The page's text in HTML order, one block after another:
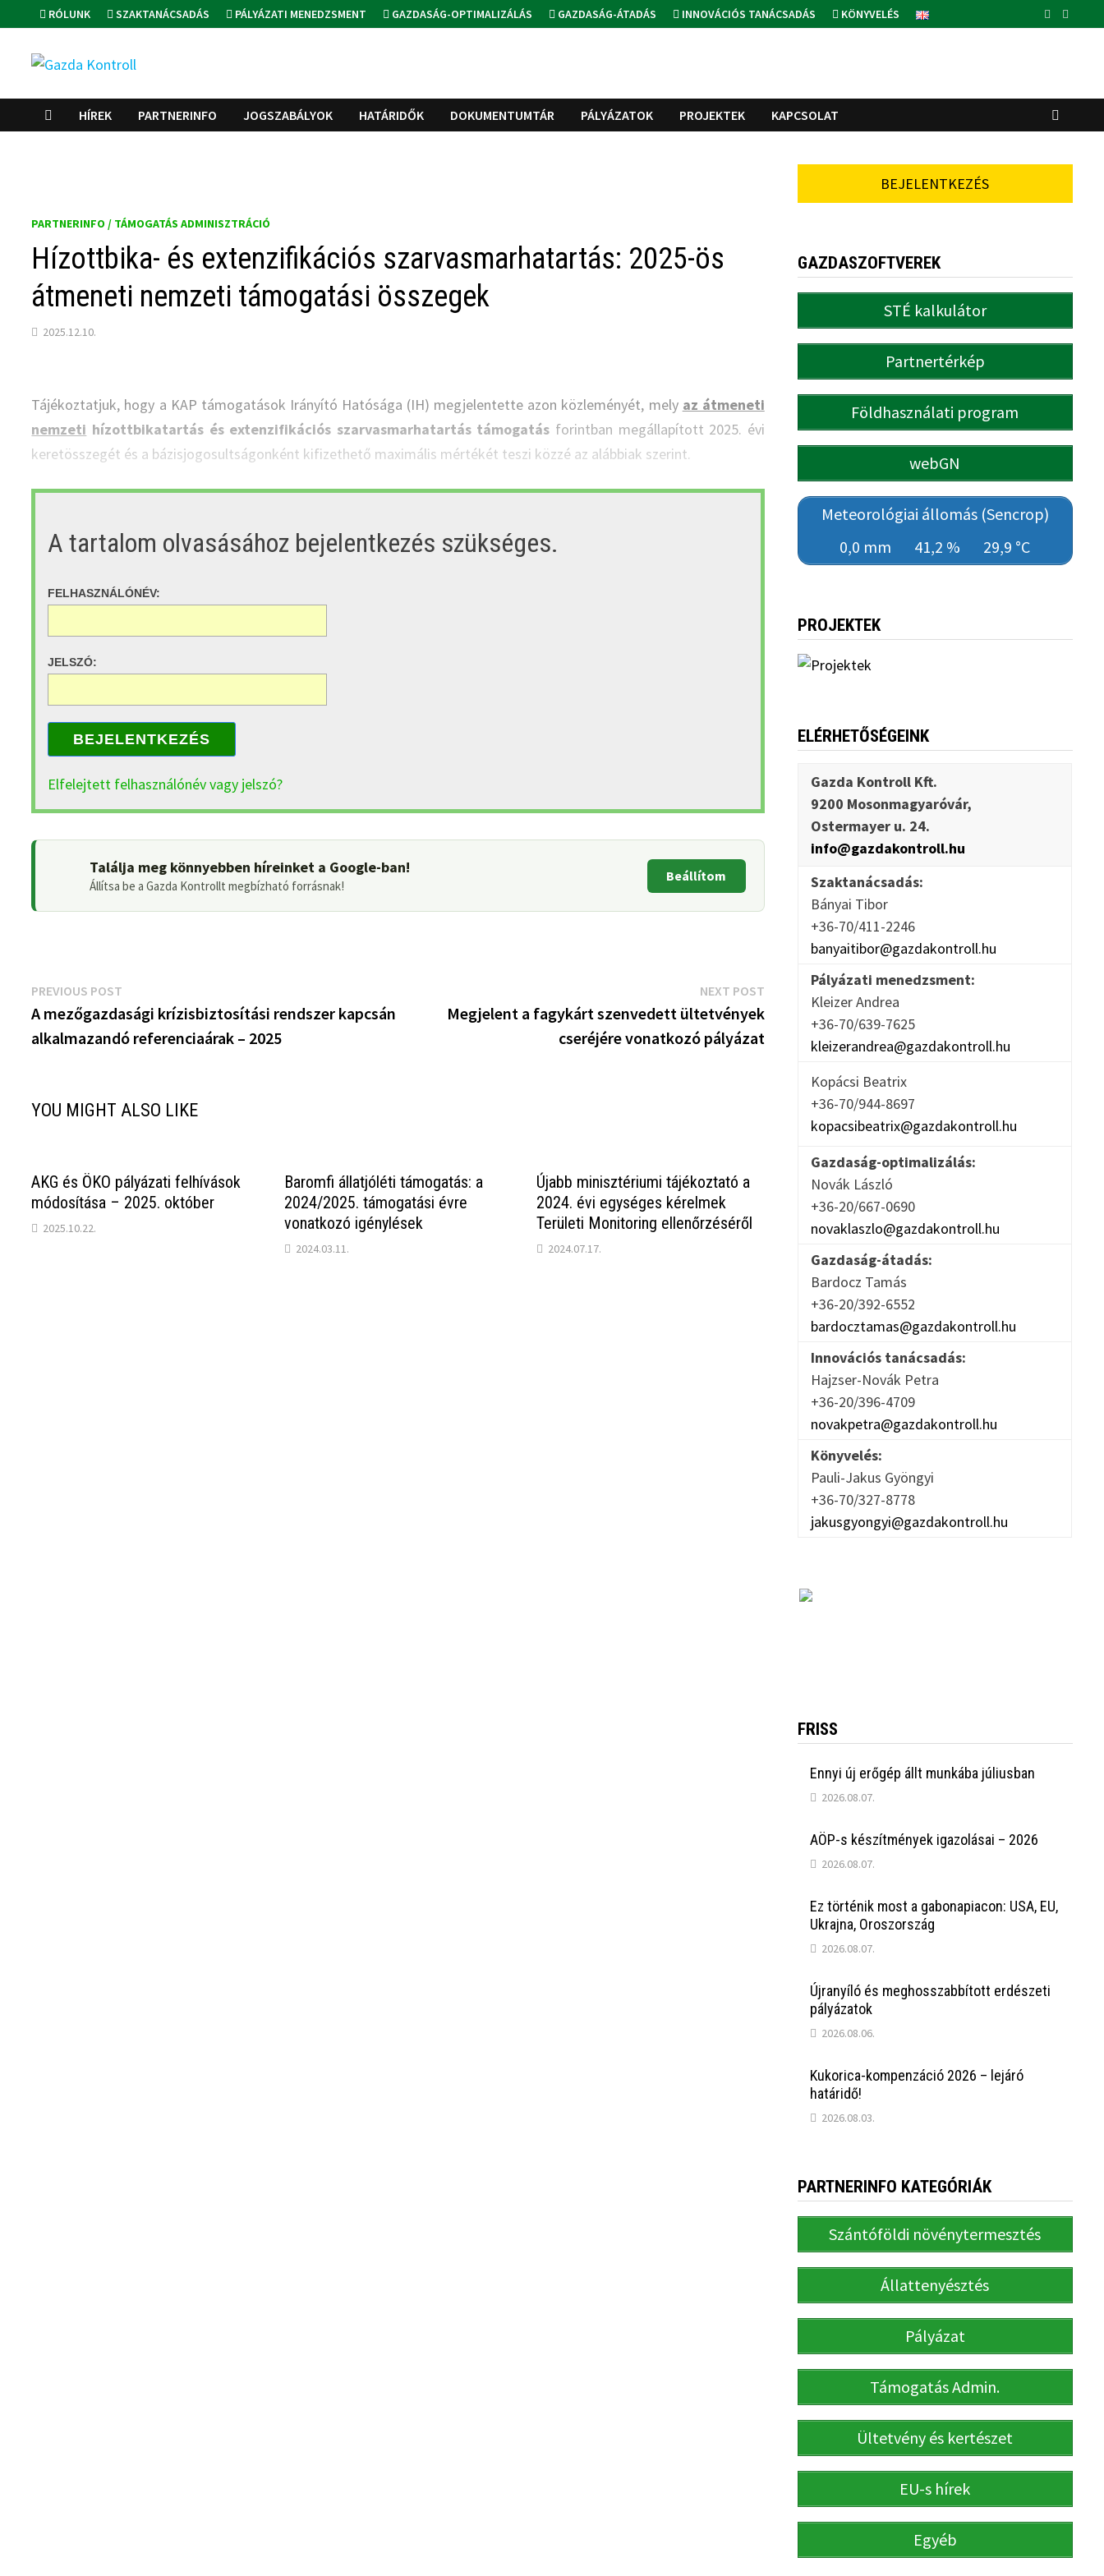
to
content
RÓLUNK SZAKTANÁCSADÁS PÁLYÁZATI MENEDZSMENT GAZDASÁG-OPTIMALIZÁLÁS GAZDASÁG-ÁTADÁS INNOVÁCIÓS TANÁCSADÁS KÖNYVELÉS
HÍREK PARTNERINFO JOGSZABÁLYOK HATÁRIDŐK DOKUMENTUMTÁR PÁLYÁZATOK PROJEKTEK KAPCSOLAT
PARTNERINFO / TÁMOGATÁS ADMINISZTRÁCIÓ
Hízottbika- és extenzifikációs szarvasmarhatartás: 2025-ös
átmeneti nemzeti támogatási összegek
2025.12.10.
Tájékoztatjuk, hogy a KAP támogatások Irányító Hatósága (IH) megjelentette azon közleményét, mely az átmeneti
nemzeti hízottbikatartás és extenzifikációs szarvasmarhatartás támogatás forintban megállapított 2025. évi
keretösszegét és a bázisjogosultságonként kifizethető maximális mértékét teszi közzé az alábbiak szerint.
A tartalom olvasásához bejelentkezés szükséges.
FELHASZNÁLÓNÉV:
JELSZÓ:
BEJELENTKEZÉS
Elfelejtett felhasználónév vagy jelszó?
Találja meg könnyebben híreinket a Google-ban!
Állítsa be a Gazda Kontrollt megbízható forrásnak!
Beállítom
Bejegyzés
navigáció
PREVIOUS POST
post:
A mezőgazdasági krízisbiztosítási rendszer kapcsán
alkalmazandó referenciaárak – 2025
NEXT POSTNext
post:
Megjelent a fagykárt szenvedett ültetvények
cseréjére vonatkozó pályázat
YOU MIGHT ALSO LIKE
AKG és ÖKO pályázati felhívások
módosítása – 2025. október
2025.10.22.
Baromfi állatjóléti támogatás: a
2024/2025. támogatási évre
vonatkozó igénylések
2024.03.11.
Újabb minisztériumi tájékoztató a
2024. évi egységes kérelmek
Területi Monitoring ellenőrzéséről
2024.07.17.
BEJELENTKEZÉS
GAZDASZOFTVEREK
STÉ kalkulátor
Partnertérkép
Földhasználati program
webGN
Meteorológiai állomás (Sencrop)
0,0 mm
41,2 % 29,9 °C
PROJEKTEK
ELÉRHETŐSÉGEINK
Gazda Kontroll Kft.
9200 Mosonmagyaróvár,
Ostermayer u. 24.
info@gazdakontroll.hu
Szaktanácsadás:
Bányai Tibor
+36-70/411-2246
banyaitibor@gazdakontroll.hu
Pályázati menedzsment:
Kleizer Andrea
+36-70/639-7625
kleizerandrea@gazdakontroll.hu
Kopácsi Beatrix
+36-70/944-8697
kopacsibeatrix@gazdakontroll.hu
Gazdaság-optimalizálás:
Novák László
+36-20/667-0690
novaklaszlo@gazdakontroll.hu
Gazdaság-átadás:
Bardocz Tamás
+36-20/392-6552
bardocztamas@gazdakontroll.hu
Innovációs tanácsadás:
Hajzser-Novák Petra
+36-20/396-4709
novakpetra@gazdakontroll.hu
Könyvelés:
Pauli-Jakus Gyöngyi
+36-70/327-8778
jakusgyongyi@gazdakontroll.hu
FRISS
Ennyi új erőgép állt munkába júliusban
2026.08.07.
AÖP-s készítmények igazolásai – 2026
2026.08.07.
Ez történik most a gabonapiacon: USA, EU,
Ukrajna, Oroszország
2026.08.07.
Újranyíló és meghosszabbított erdészeti
pályázatok
2026.08.06.
Kukorica-kompenzáció 2026 – lejáró
határidő!
2026.08.03.
PARTNERINFO KATEGÓRIÁK
Szántóföldi növénytermesztés
Állattenyésztés
Pályázat
Támogatás Admin.
Ültetvény és kertészet
EU-s hírek
Egyéb